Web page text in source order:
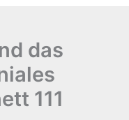
das
111